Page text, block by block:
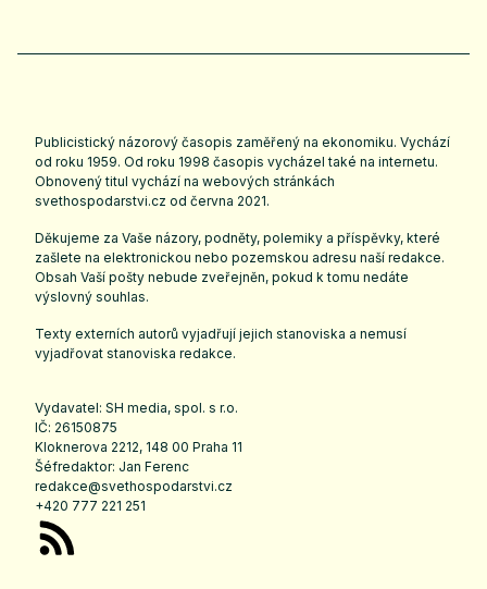
Publicistický názorový časopis zaměřený na ekonomiku. Vychází
od roku 1959. Od roku 1998 časopis vycházel také na internetu.
Obnovený titul vychází na webových stránkách
svethospodarstvi.cz od června 2021.
Děkujeme za Vaše názory, podněty, polemiky a příspěvky, které
zašlete na elektronickou nebo pozemskou adresu naší redakce.
Obsah Vaší pošty nebude zveřejněn, pokud k tomu nedáte
výslovný souhlas.
Texty externích autorů vyjadřují jejich stanoviska a nemusí
vyjadřovat stanoviska redakce.
Vydavatel: SH media, spol. s r.o.
IČ: 26150875
Kloknerova 2212, 148 00 Praha 11
Šéfredaktor: Jan Ferenc
redakce@svethospodarstvi.cz
+420 777 221 251